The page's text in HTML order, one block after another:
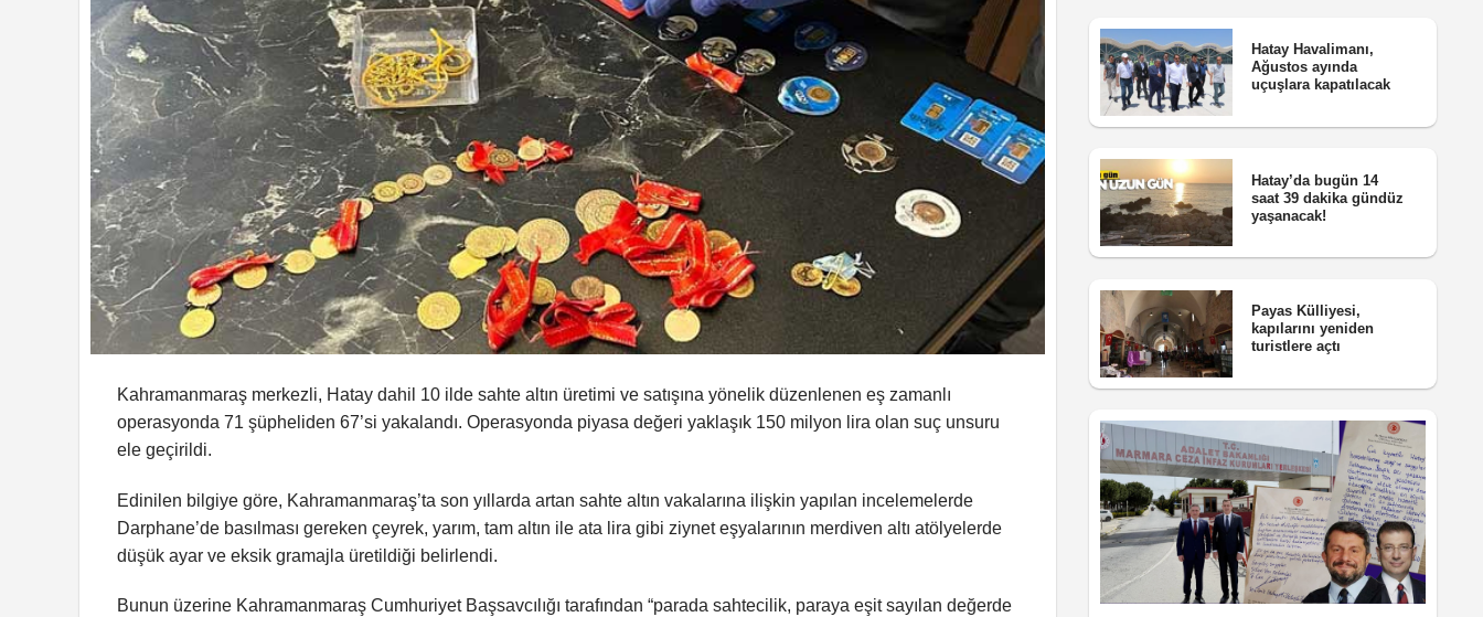
Kahramanmaraş merkezli, Hatay dahil 10 ilde sahte altın üretimi ve satışına yönelik düzenlenen eş zamanlı
operasyonda 71 şüpheliden 67’si yakalandı. Operasyonda piyasa değeri yaklaşık 150 milyon lira olan suç unsuru
ele geçirildi.
Edinilen bilgiye göre, Kahramanmaraş’ta son yıllarda artan sahte altın vakalarına ilişkin yapılan incelemelerde
Darphane’de basılması gereken çeyrek, yarım, tam altın ile ata lira gibi ziynet eşyalarının merdiven altı atölyelerde
düşük ayar ve eksik gramajla üretildiği belirlendi.
Bunun üzerine Kahramanmaraş Cumhuriyet Başsavcılığı tarafından “parada sahtecilik, paraya eşit sayılan değerde
Hatay Havalimanı,
Ağustos ayında
uçuşlara kapatılacak
Hatay’da bugün 14
saat 39 dakika gündüz
yaşanacak!
Payas Külliyesi,
kapılarını yeniden
turistlere açtı